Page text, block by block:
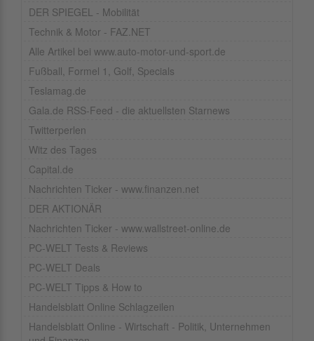
DER SPIEGEL - Mobilität
Technik & Motor - FAZ.NET
Alle Artikel bei www.auto-motor-und-sport.de
Fußball, Formel 1, Golf, Specials
Teslamag.de
Gala.de RSS-Feed - die aktuellsten Starnews
Twitterperlen
Witz des Tages
Capital.de
Nachrichten Ticker - www.finanzen.net
DER AKTIONÄR
Nachrichten Ticker - www.wallstreet-online.de
PC-WELT Tests & Reviews
PC-WELT Deals
PC-WELT Tipps & How to
Handelsblatt Online Schlagzeilen
Handelsblatt Online - Wirtschaft - Politik, Unternehmen